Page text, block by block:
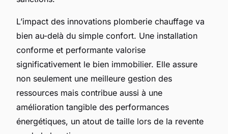
L’impact des innovations plomberie chauffage va
bien au-delà du simple confort. Une installation
conforme et performante valorise
significativement le bien immobilier. Elle assure
non seulement une meilleure gestion des
ressources mais contribue aussi à une
amélioration tangible des performances
énergétiques, un atout de taille lors de la revente